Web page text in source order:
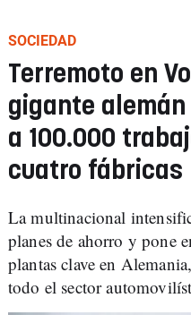
SOCIEDAD
Terremoto en
gigante
a 100.000
cuatro fábricas
La multinacional
planes de ahorro y pone
plantas clave en
todo el sector